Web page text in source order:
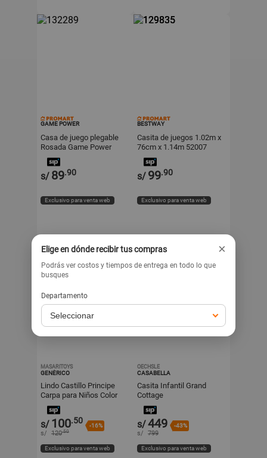
GAME POWER
Casa de juego plegable
Rosada Game Power
s/ 89.90
Exclusivo para venta web
BESTWAY
Casita de juegos 1.02m x
76cm x 1.14m 52007
Bestway
s/ 99.90
Exclusivo para venta web
MASARITOYS
GENÉRICO
Lindo Castillo Principe
Carpa para Niños Color
Celeste
s/ 100.50
-16%
s/ 120.50
Exclusivo para venta web
OECHSLE
CASABELLA
Casita Infantil Grand
Cottage
s/449 -43%
s/ 799
Exclusivo para venta web
Elige en dónde recibir tus compras ×
Podrás ver costos y tiempos de entrega en todo lo que
busques
Departamento